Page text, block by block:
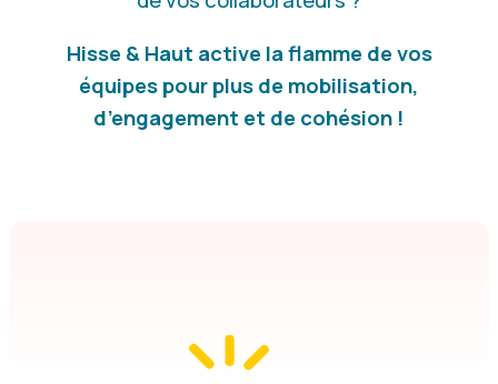
Hisse & Haut active la flamme de vos
équipes pour plus de mobilisation,
d’engagement et de cohésion !